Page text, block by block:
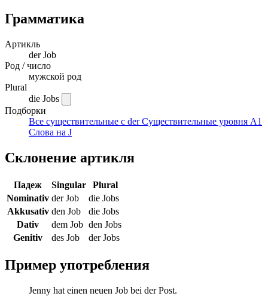
Грамматика
Артикль
derJob
Род / число
мужской род
Plural
die Jobs
Подборки
Все существительные с derСуществительные уровня A1
Слова на J
Склонение артикля
Падеж Singular
Plural
Nominativ der Job
die Jobs
Akkusativ den Job
die Jobs
Dativ
dem Job den Jobs
Genitiv
des Job der Jobs
Пример употребления
Jenny hat einen neuen Job bei der Post.